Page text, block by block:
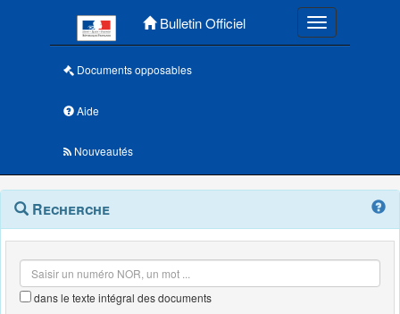
Bulletin Officiel Toggle
Documents opposables
Aide
Nouveautés
Navigation
outils
Menu
contextuel
Recherche
dans le texte intégral des documents